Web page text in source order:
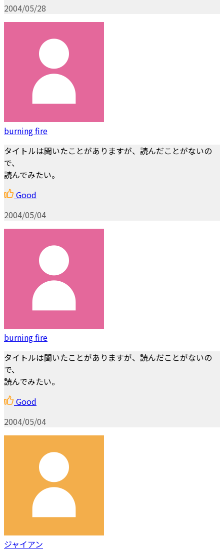
2004/05/28
burning fire
タイトルは聞いたことがありますが、読んだことがないの
で、
読んでみたい。
Good
2004/05/04
burning fire
タイトルは聞いたことがありますが、読んだことがないの
で、
読んでみたい。
Good
2004/05/04
ジャイアン